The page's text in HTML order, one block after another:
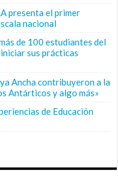
presenta el primer
nacional
de 100 estudiantes del
sus prácticas
Ancha contribuyeron a la
Antárticos y algo más»
de Educación